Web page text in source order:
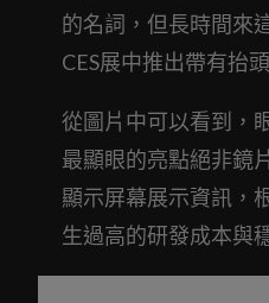
的名詞，但長時間來
CES展中推出帶有抬
從圖片中可以看到，
最顯眼的亮點絕非鏡
顯示屏幕展示資訊，
生過高的研發成本與